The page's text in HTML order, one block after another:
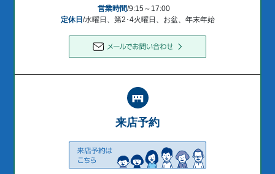
営業時間/9:15～17:00
定休日 /水曜日、第2･4火曜日、お盆、年末年始
来店予約